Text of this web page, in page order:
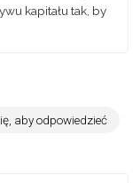
kapitału tak, by
aby odpowiedzieć